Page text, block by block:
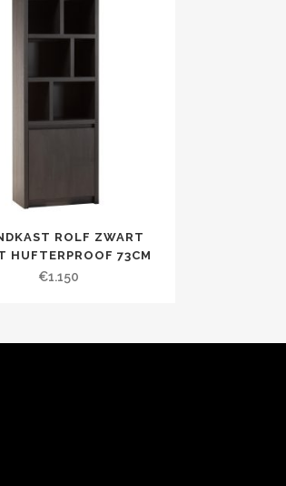
ROLF ZWART
HUFTERPROOF 73CM
€1.150